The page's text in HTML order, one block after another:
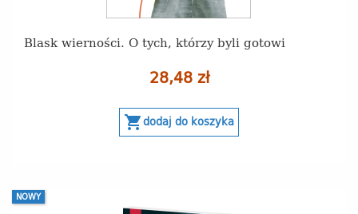
Blask wierności. O tych, którzy byli gotowi
28,48 zł
shopping_cartdodaj do koszyka
NOWY